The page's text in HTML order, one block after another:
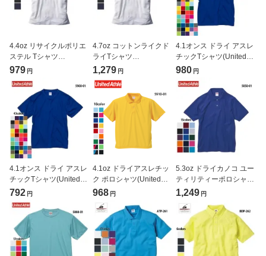
4.4oz リサイクルポリエ
ステル Tシャツ
(TRUSS/SUSTAINABLE)
979 円
4.7oz コットンライクド
ライTシャツ
(TRUSS/SUSTAINABLE)
1,279 円
4.1オンス ドライ アスレ
チックTシャツ(United
Athle/ユナイテッドアス
980 円
4.1オンス ドライ アスレ
チックTシャツ(United
Athle/ユナイテッドアス
レ)[5900-01]
792 円
4.1oz ドライアスレチッ
ク ポロシャツ(United
Athle/ユナイテッドアス
968 円
5.3oz ドライカノコ ユー
ティリティーポロシャツ
(United Athle/ユナイテッ
1,249 円